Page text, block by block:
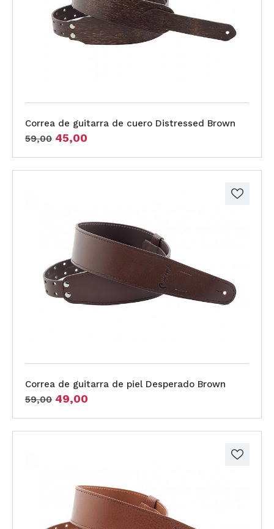
Correa de guitarra de cuero Distressed Brown
59,00 45,00
Correa de guitarra de piel Desperado Brown
59,00 49,00